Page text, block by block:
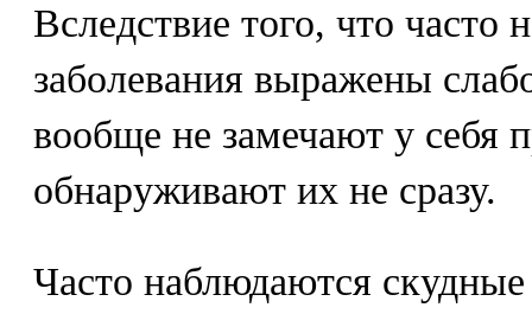
Вследствие того, что часто
заболевания выражены
вообще не замечают у себя
обнаруживают их не сразу.
Часто наблюдаются